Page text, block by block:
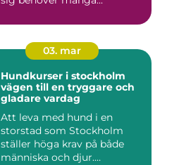
03. mar
Hundkurser i stockholm
vägen till en tryggare och
gladare vardag
Att leva med hund i en
storstad som Stockholm
ställer höga krav på både
människa och djur.